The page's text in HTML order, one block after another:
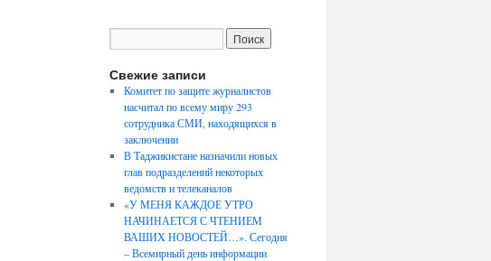
Свежие записи
Комитет по защите журналистов
насчитал по всему миру 293
сотрудника СМИ, находящихся в
заключении
В Таджикистане назначили новых
глав подразделений некоторых
ведомств и телеканалов
«У МЕНЯ КАЖДОЕ УТРО
НАЧИНАЕТСЯ С ЧТЕНИЕМ
ВАШИХ НОВОСТЕЙ…». Сегодня
– Всемирный день информации